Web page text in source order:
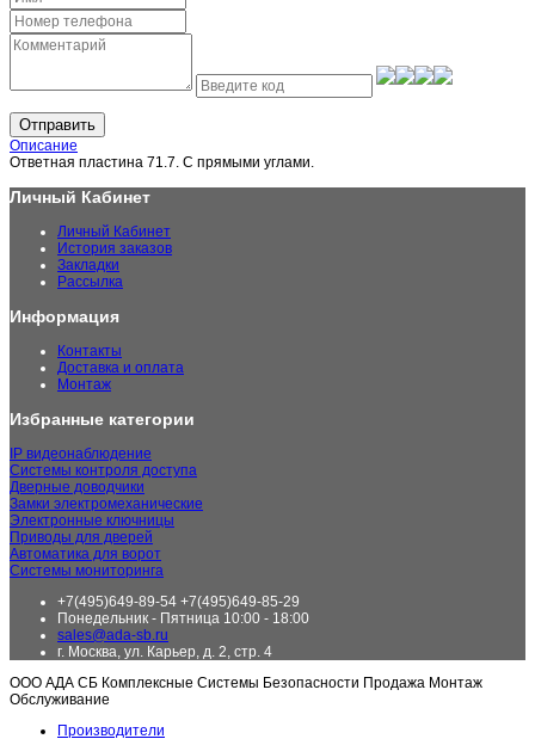
Отправить
Описание
Ответная пластина 71.7. С прямыми углами.
Личный Кабинет
Личный Кабинет
История заказов
Закладки
Рассылка
Информация
Контакты
Доставка и оплата
Монтаж
Избранные категории
IP видеонаблюдение
Системы контроля доступа
Дверные доводчики
Замки электромеханические
Электронные ключницы
Приводы для дверей
Автоматика для ворот
Системы мониторинга
+7(495)649-89-54 +7(495)649-85-29
Понедельник - Пятница 10:00 - 18:00
sales@ada-sb.ru
г. Москва, ул. Карьер, д. 2, стр. 4
ООО АДА СБ Комплексные Системы Безопасности Продажа Монтаж
Обслуживание
Производители